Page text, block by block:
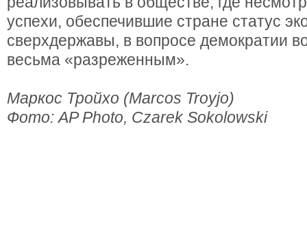
успехи, обеспечившие стране статус
сверхдержавы, в вопросе демократии
весьма «разреженным».
Маркос Тройхо (Marcos Troyjo)
Фото: AP Photo, Czarek Sokolowski